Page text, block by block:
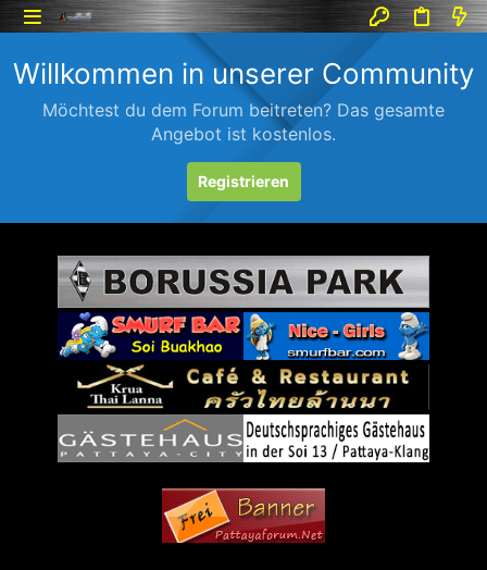
Willkommen in unserer Community
Möchtest du dem Forum beitreten? Das gesamte
Angebot ist kostenlos.
Registrieren